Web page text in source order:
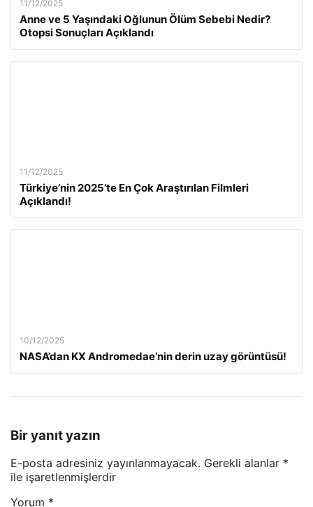
11/12/2025
Anne ve 5 Yaşındaki Oğlunun Ölüm Sebebi Nedir?
Otopsi Sonuçları Açıklandı
11/12/2025
Türkiye’nin 2025’te En Çok Araştırılan Filmleri
Açıklandı!
10/12/2025
NASA’dan KX Andromedae’nin derin uzay görüntüsü!
Bir yanıt yazın
E-posta adresiniz yayınlanmayacak. Gerekli alanlar *
ile işaretlenmişlerdir
Yorum *